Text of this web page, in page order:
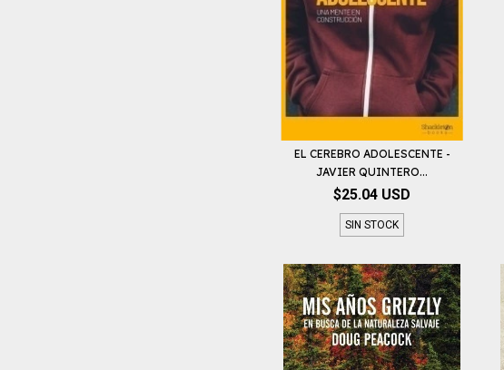
EL CEREBRO ADOLESCENTE -
JAVIER QUINTERO...
$25.04 USD
SIN STOCK